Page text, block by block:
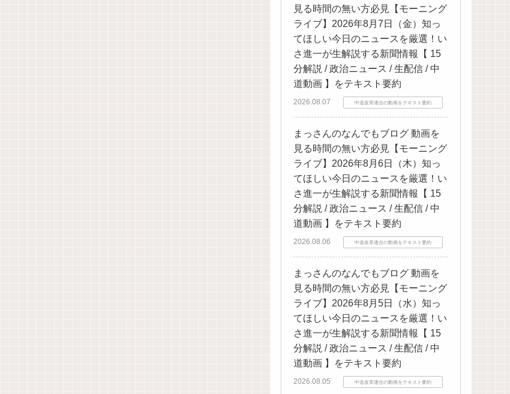
見る時間の無い方必見【モーニング
ライブ】2026年8月7日（金）知っ
てほしい今日のニュースを厳選！い
さ進一が生解説する新聞情報【 15
分解説 / 政治ニュース / 生配信 / 中
道動画 】をテキスト要約
2026.08.07 中道改革連合の動画をテキスト要約
まっさんのなんでもブログ 動画を
見る時間の無い方必見【モーニング
ライブ】2026年8月6日（木）知っ
てほしい今日のニュースを厳選！い
さ進一が生解説する新聞情報【 15
分解説 / 政治ニュース / 生配信 / 中
道動画 】をテキスト要約
2026.08.06 中道改革連合の動画をテキスト要約
まっさんのなんでもブログ 動画を
見る時間の無い方必見【モーニング
ライブ】2026年8月5日（水）知っ
てほしい今日のニュースを厳選！い
さ進一が生解説する新聞情報【 15
分解説 / 政治ニュース / 生配信 / 中
道動画 】をテキスト要約
2026.08.05 中道改革連合の動画をテキスト要約